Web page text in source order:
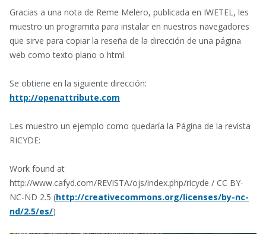
Gracias a una nota de Reme Melero, publicada en IWETEL, les
muestro un programita para instalar en nuestros navegadores
que sirve para copiar la reseña de la dirección de una página
web como texto plano o html.
Se obtiene en la siguiente dirección:
http://openattribute.com
Les muestro un ejemplo como quedaría la Página de la revista
RICYDE:
Work found at
http://www.cafyd.com/REVISTA/ojs/index.php/ricyde / CC BY-
NC-ND 2.5 (http://creativecommons.org/licenses/by-nc-
nd/2.5/es/)